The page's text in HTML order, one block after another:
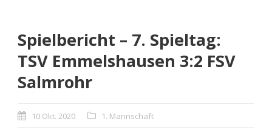
Spielbericht – 7. Spieltag:
TSV Emmelshausen 3:2 FSV
Salmrohr
10 Okt. 2020 1. Mannschaft